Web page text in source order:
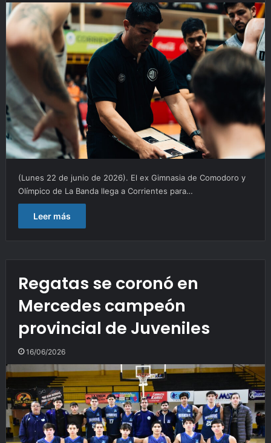
(Lunes 22 de junio de 2026). El ex Gimnasia de Comodoro y
Olímpico de La Banda llega a Corrientes para…
Leer más
Regatas se coronó en
Mercedes campeón
provincial de Juveniles
16/06/2026